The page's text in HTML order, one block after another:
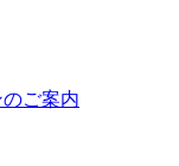
ご案内